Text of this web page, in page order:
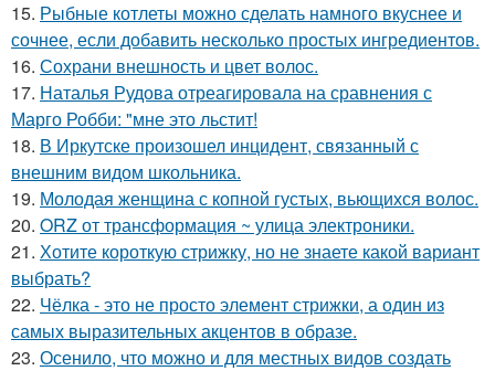
15. Рыбные котлеты можно сделать намного вкуснее и
сочнее, если добавить несколько простых ингредиентов.
16. Сохрани внешность и цвет волос.
17. Наталья Рудова отреагировала на сравнения с
Марго Робби: "мне это льстит!
18. В Иркутске произошел инцидент, связанный с
внешним видом школьника.
19. Молодая женщина с копной густых, вьющихся волос.
20. ORZ от трансформация ~ улица электроники.
21. Хотите короткую стрижку, но не знаете какой вариант
выбрать?
22. Чёлка - это не просто элемент стрижки, а один из
самых выразительных акцентов в образе.
23. Осенило, что можно и для местных видов создать